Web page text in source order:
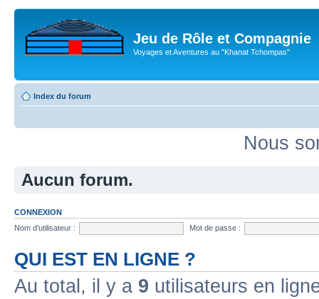
Jeu de Rôle et Compagnie
Voyages et Aventures au "Khanat Tchompas"
Index du forum
Nous
Aucun forum.
CONNEXION
Nom d’utilisateur :
Mot de passe :
QUI EST EN LIGNE ?
Au total, il y a 9 utilisateurs en